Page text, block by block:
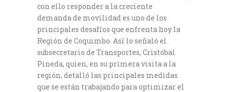
con ello responder a la creciente
demanda de movilidad es uno de los
principales desafíos que enfrenta hoy la
Región de Coquimbo. Así lo señaló el
subsecretario de Transportes, Cristóbal
Pineda, quien, en su primera visita a la
región, detalló las principales medidas
que se están trabajando para optimizar el